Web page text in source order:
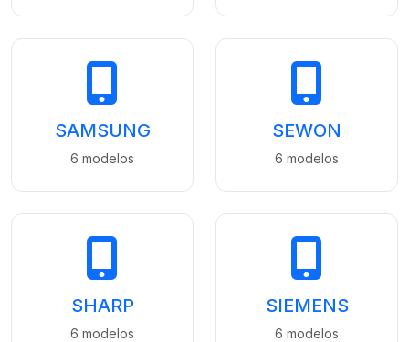
SAMSUNG
6 modelos
SEWON
6 modelos
SHARP
6 modelos
SIEMENS
6 modelos